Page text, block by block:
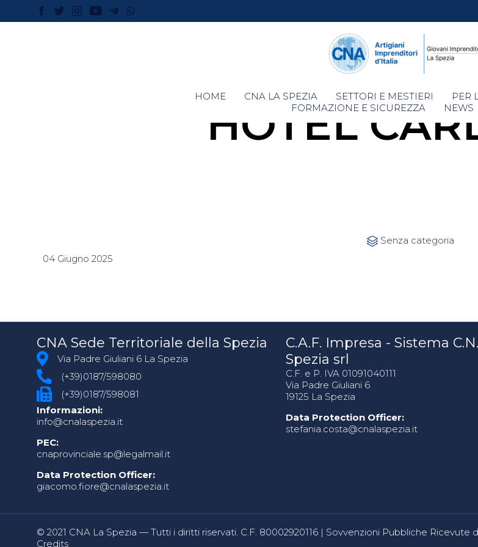
Skip
to
HOME CNA LA SPEZIA SETTORI E MESTIERI PER
FORMAZIONE E SICUREZZA
NEWS
HOTEL
 Category
Senza categoria
04 Giugno 2025
CNA Sede Territoriale della Spezia
Via Padre Giuliani 6 La Spezia
(+39)0187/598080
(+39)0187/598081
Informazioni:
info@cnalaspezia.it
PEC:
cnaprovinciale.sp@legalmail.it
Data Protection Officer:
giacomo.fiore@cnalaspezia.it
C.A.F. Impresa - Sistema
Spezia srl
C.F. e P. IVA 01091040111
Via Padre Giuliani 6
19125 La Spezia
Data Protection Officer:
stefania.costa@cnalaspezia.it
© 2021 CNA La Spezia — Tutti i diritti riservati. C.F. 80002920116 | Sovvenzioni Pubbliche Ricevute
Credits